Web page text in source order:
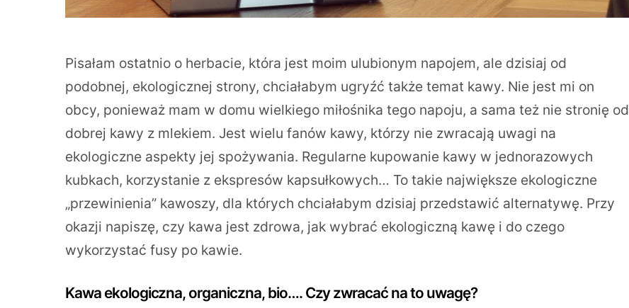
Pisałam ostatnio o herbacie, która jest moim ulubionym napojem, ale dzisiaj od
podobnej, ekologicznej strony, chciałabym ugryźć także temat kawy. Nie jest mi on
obcy, ponieważ mam w domu wielkiego miłośnika tego napoju, a sama też nie stronię od
dobrej kawy z mlekiem. Jest wielu fanów kawy, którzy nie zwracają uwagi na
ekologiczne aspekty jej spożywania. Regularne kupowanie kawy w jednorazowych
kubkach, korzystanie z ekspresów kapsułkowych… To takie największe ekologiczne
„przewinienia” kawoszy, dla których chciałabym dzisiaj przedstawić alternatywę. Przy
okazji napiszę, czy kawa jest zdrowa, jak wybrać ekologiczną kawę i do czego
wykorzystać fusy po kawie.
Kawa ekologiczna, organiczna, bio…. Czy zwracać na to uwagę?